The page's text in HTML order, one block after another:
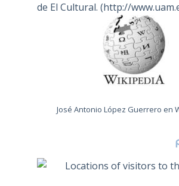
de El Cultural. (http://
José Antonio López Guerrero en